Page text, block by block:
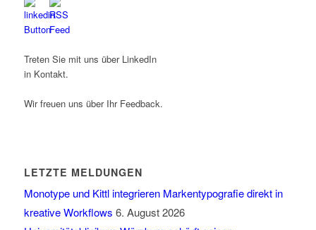
Treten Sie mit uns über LinkedIn
in Kontakt.
Wir freuen uns über Ihr Feedback.
LETZTE MELDUNGEN
Monotype und Kittl integrieren Markentypografie direkt in
kreative Workflows 6. August 2026